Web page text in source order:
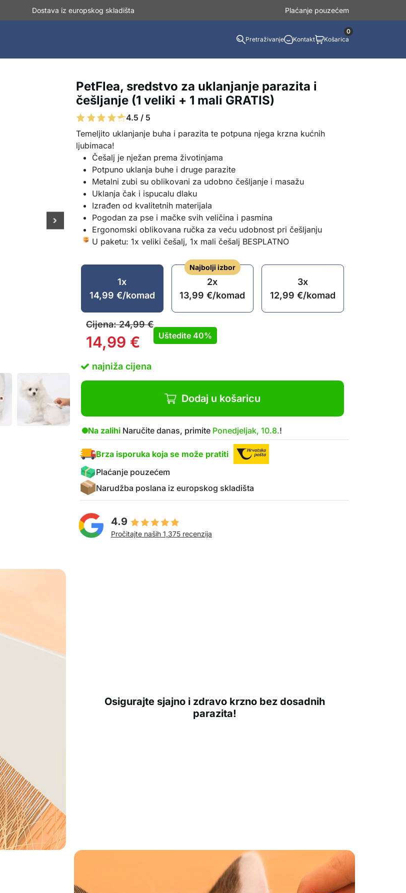
Dostava iz europskog skladišta Plaćanje pouzećem
Pretraživanje Kontakt Košarica
0
PetFlea, sredstvo za uklanjanje parazita i
češljanje (1 veliki + 1 mali GRATIS)
4.5 / 5
Temeljito uklanjanje buha i parazita te potpuna njega krzna kućnih
ljubimaca!
Češalj je nježan prema životinjama
Potpuno uklanja buhe i druge parazite
Metalni zubi su oblikovani za udobno češljanje i masažu
Uklanja čak i ispucalu dlaku
Izrađen od kvalitetnih materijala
Pogodan za pse i mačke svih veličina i pasmina
Ergonomski oblikovana ručka za veću udobnost pri češljanju
U paketu: 1x veliki češalj, 1x mali češalj BESPLATNO
1x
14,99 €/komad
Najbolji izbor
2x
13,99€/komad
3x
12,99€/komad
Cijena:24,99€
14,99 € Uštedite 40%
najniža cijena
Dodaj u košaricu
Na zalihi Naručite danas, primite Ponedjeljak, 10.8.!
Brza isporuka koja se može pratiti
Plaćanje pouzećem
Narudžba poslana iz europskog skladišta
4.9
Pročitajte naših 1,375 recenzija
Osigurajte sjajno i zdravo krzno bez dosadnih
parazita!